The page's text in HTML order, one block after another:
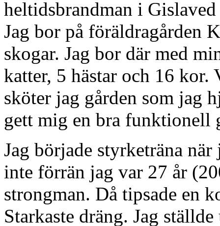
heltidsbrandman i
Jag bor på föräldragården
skogar. Jag bor där med
katter, 5 hästar och 16 kor.
sköter jag gården som jag
gett mig en bra funktionell
Jag började styrketräna
inte förrän jag var 27 år
strongman. Då tipsade en
Starkaste dräng. Jag